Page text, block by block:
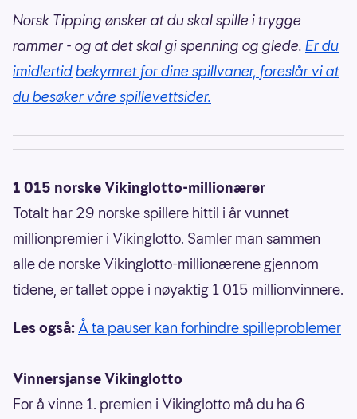
Norsk Tipping ønsker at du skal spille i trygge
rammer - og at det skal gi spenning og glede. Er du
imidlertidbekymret for dine spillvaner, foreslår vi at
du besøker våre spillevettsider.
1 015 norske Vikinglotto-millionærer
Totalt har 29 norske spillere hittil i år vunnet
millionpremier i Vikinglotto. Samler man sammen
alle de norske Vikinglotto-millionærene gjennom
tidene, er tallet oppe i nøyaktig 1 015 millionvinnere.
Les også:Å ta pauser kan forhindre spilleproblemer
Vinnersjanse Vikinglotto
For å vinne 1. premien i Vikinglotto må du ha 6